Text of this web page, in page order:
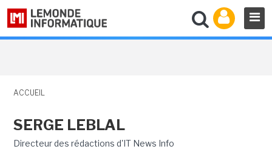
ACCUEIL
SERGE LEBLAL
Directeur des rédactions d'IT News Info